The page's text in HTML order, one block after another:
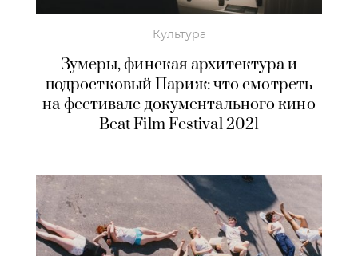
Культура
Зумеры, финская архитектура и
подростковый Париж: что смотреть
на фестивале документального кино
Beat Film Festival 2021